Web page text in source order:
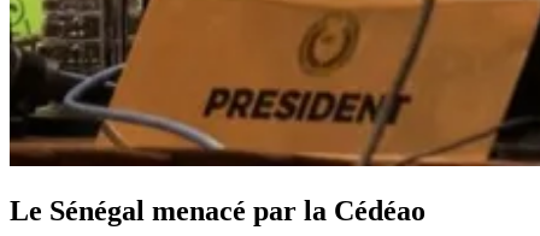
Le Sénégal menacé par la Cédéao